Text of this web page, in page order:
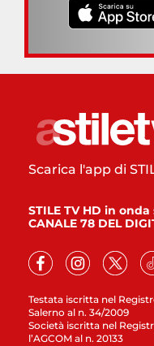
Testata iscritta nel
Salerno al n. 34/2009
Società iscritta nel
l’AGCOM al n. 20133
Scarica l'app di
STILE TV HD in onda
CANALE 78 DEL